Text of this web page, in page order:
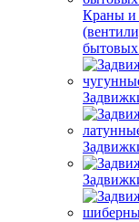
Краны и